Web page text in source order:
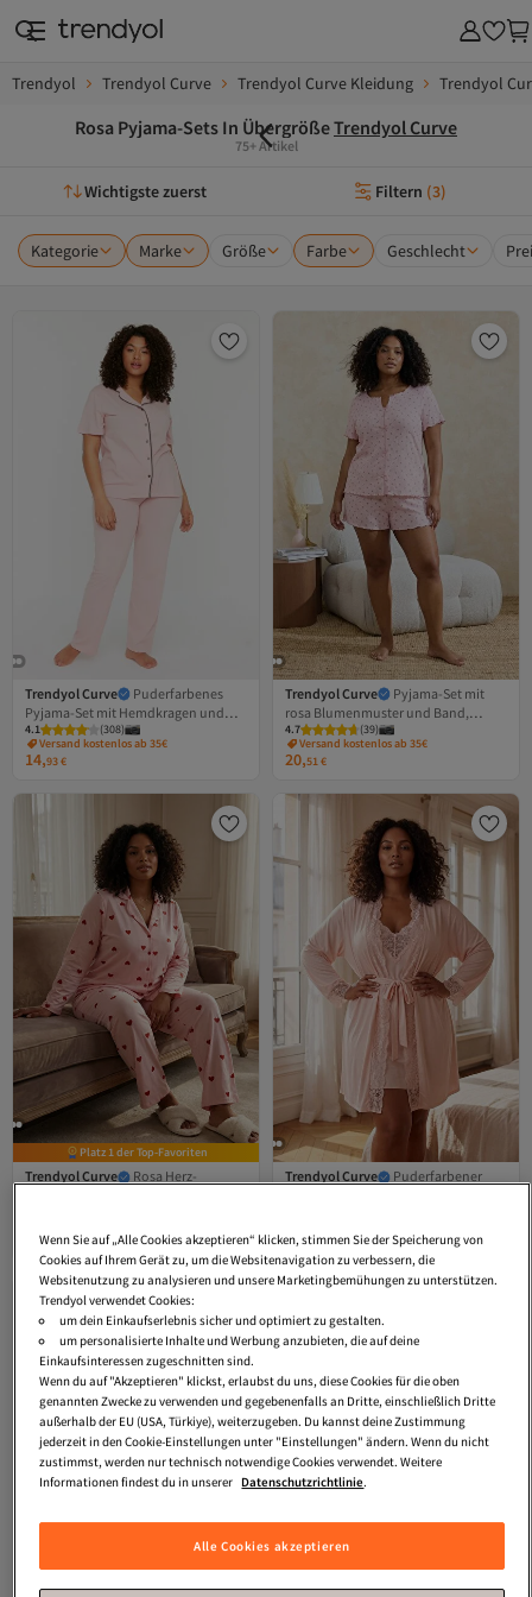
Trendyol Trendyol Curve Trendyol Curve Kleidung Trendyol
Rosa Pyjama-Sets In ÜbergrößeTrendyol Curve
75+ Artikel
Wichtigste zuerst Filtern (3)
Kategorie Marke Größe Farbe Geschlecht
Trendyol Curve
Puderfarbenes
Pyjama-Set mit Hemdkragen und
Rippenmuster TBBSS22PT0220
4.1 (308)
Versand kostenlos ab 35€
14,93€
Trendyol Curve
Pyjama-Set mit
rosa Blumenmuster und Band,
Camisole, Übergröße,
TBBSS26AI00020
4.7 (39)
Versand kostenlos ab 35€
20,51€
Platz 1 der Top-Favoriten
Trendyol Curve
Rosa Herz-
27,23€
Trendyol Curve
Puderfarbener
TBBSS26AI00102
Gratis Versand
Versand Kostenlos
46,35€
Wenn Sie auf „Alle Cookies akzeptieren“ klicken, stimmen Sie der Speicherung von
Cookies auf Ihrem Gerät zu, um die Websitenavigation zu verbessern, die
Websitenutzung zu analysieren und unsere Marketingbemühungen zu unterstützen.
Trendyol verwendet Cookies:
um dein Einkaufserlebnis sicher und optimiert zu gestalten.
um personalisierte Inhalte und Werbung anzubieten, die auf deine
Einkaufsinteressen zugeschnitten sind.
Wenn du auf "Akzeptieren" klickst, erlaubst du uns, diese Cookies für die oben
genannten Zwecke zu verwenden und gegebenenfalls an Dritte, einschließlich Dritte
außerhalb der EU (USA, Türkiye), weiterzugeben. Du kannst deine Zustimmung
jederzeit in den Cookie-Einstellungen unter "Einstellungen" ändern. Wenn du nicht
zustimmst, werden nur technisch notwendige Cookies verwendet. Weitere
Informationen findest du in unserer Datenschutzrichtlinie.
Alle Cookies akzeptieren